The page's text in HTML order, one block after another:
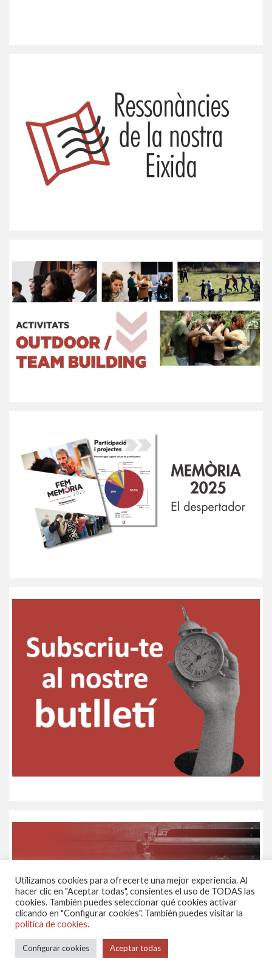
Utilizamos cookies para ofrecerte una mejor experiencia. Al
hacer clic en "Aceptar todas", consientes el uso de TODAS las
cookies. También puedes seleccionar qué cookies activar
clicando en "Configurar cookies". También puedes visitar la
política de cookies.
Configurar cookies Aceptar todas